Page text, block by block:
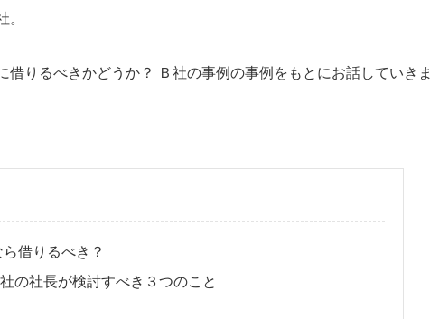
りるべきかどうか？ Ｂ社の事例の事例をもとにお話していきま
借りるべき？
の社長が検討すべき３つのこと